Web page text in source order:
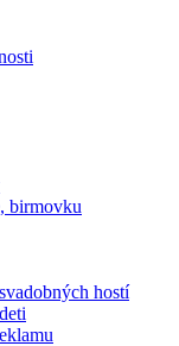
birmovku
hostí